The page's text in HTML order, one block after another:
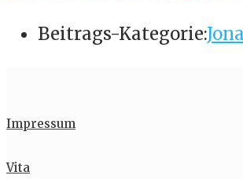
Beitrags-Kategorie:
Impressum
Vita